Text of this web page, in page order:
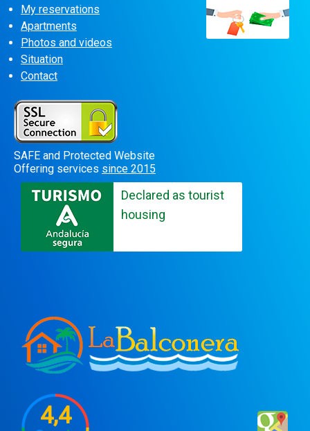
My reservations
Apartments
Photos and videos
Situation
Contact
SAFE and Protected Website
Offering services since 2015
Declared as tourist
housing
4,4